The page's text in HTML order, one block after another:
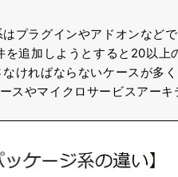
プラグインやアドオンなど
を追加しようとすると20以上
ければならないケースが多
スやマイクロサービスアーキ